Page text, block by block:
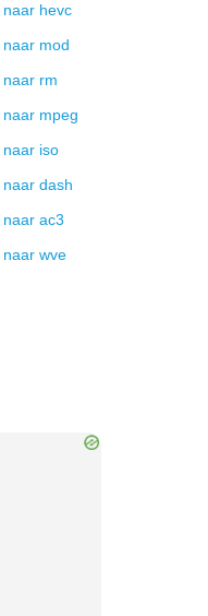
naar hevc
naar mod
naar rm
naar mpeg
naar iso
naar dash
naar ac3
naar wve